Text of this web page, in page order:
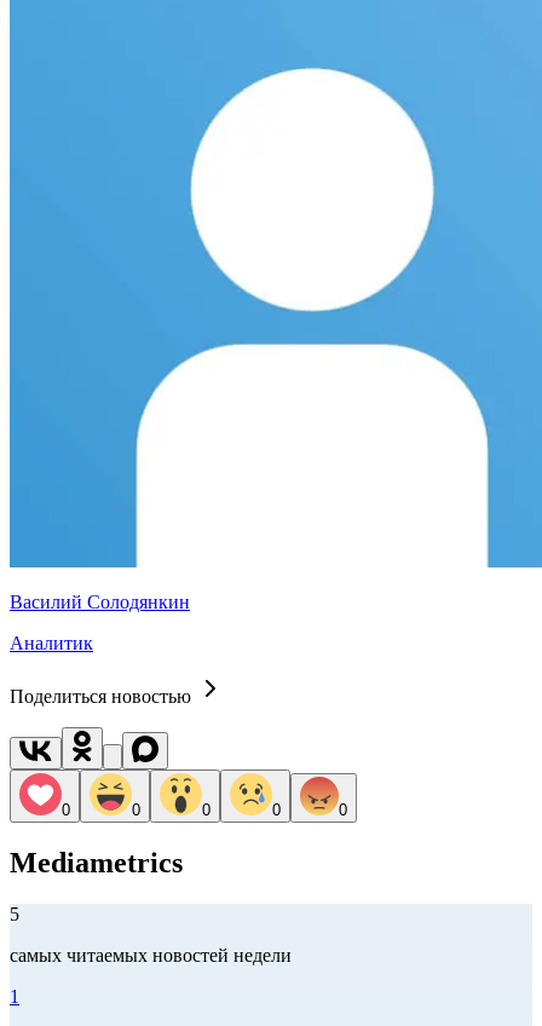
Василий Солодянкин
Аналитик
Поделиться новостью
0 0 0 0 0
Mediametrics
5
самых читаемых новостей недели
1